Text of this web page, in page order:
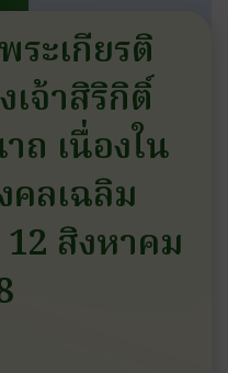
ระเกียรติ
เจ้าสิริกิติ์
ถ เนื่องใน
คลเฉลิม
สิงหาคม